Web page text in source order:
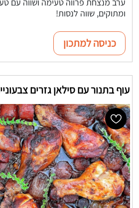
ומתוקים, שווה לנסות!
כניסה למתכון
עוף בתנור עם סילאן גזרים